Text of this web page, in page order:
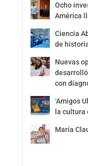
Ocho
América
Ciencia
de
Nuevas
con
‘Amigos
la cultura
María